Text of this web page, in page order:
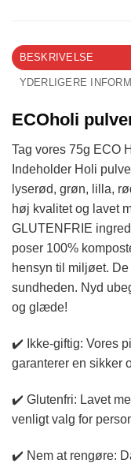
BESKRIVELSE
YDERLIGERE
ECOholi
Tag vores 75g ECO
Indeholder Holi
lyserød, grøn, lilla,
høj kvalitet og lavet
GLUTENFRIE
poser 100%
hensyn til miljøet.
sundheden. Nyd
og glæde!
✔️ Ikke-giftig: Vores
garanterer en sikker
✔️ Glutenfri: Lavet
venligt valg for
✔️ Nem at rengøre: